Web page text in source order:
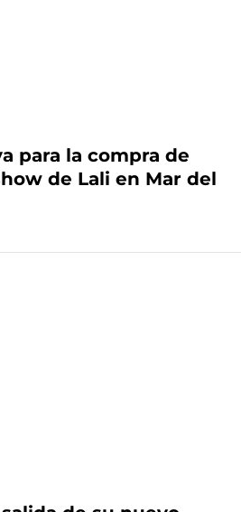
para la compra de
de Lali en Mar del